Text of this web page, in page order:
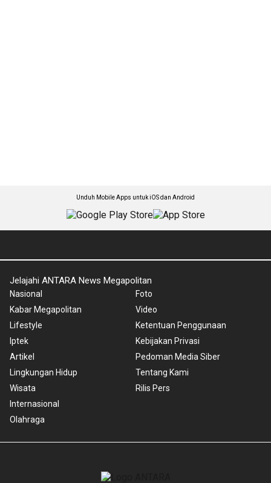
Unduh Mobile Apps untuk iOS dan Android
Jelajahi ANTARA News Megapolitan
Nasional
Kabar Megapolitan
Lifestyle
Iptek
Artikel
Lingkungan Hidup
Wisata
Internasional
Olahraga
Foto
Video
Ketentuan Penggunaan
Kebijakan Privasi
Pedoman Media Siber
Tentang Kami
Rilis Pers